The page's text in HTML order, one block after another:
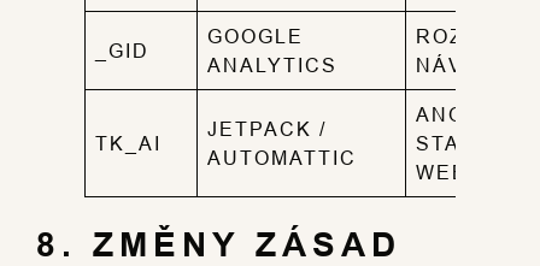
_GID
GOOGLE
ANALYTICS
ROZLIŠENÍ
TK_AI
JETPACK /
AUTOMATTIC
ANONYMNÍ
WEBU
8. ZMĚNY ZÁSAD